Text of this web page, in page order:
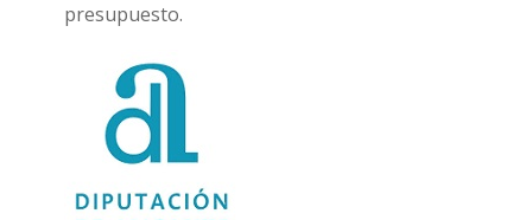
presupuesto.